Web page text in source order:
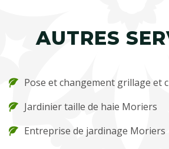
AUTRES
Pose et changement grillage et
Jardinier taille de haie Moriers
Entreprise de jardinage Moriers